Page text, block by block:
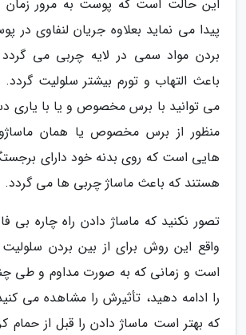
این حالت است که پوست به مرور
پیدا می نماید بعلاوه جریان لنفاوی در
بردن مواد سمی در لایه چربی می
باعث التهاب و تورم بیشتر سلولیت گردد.
می توانید با برس مخصوص و یا با یاری
منظور از برس مخصوص یا همان
هایی است که روی بدنه خود دارای
هستند که باعث ماساژ چربی ها می گردد.
تصور نکنید که ماساژ دادن راه چاره بی
واقع این روش برای از بین بردن
است و زمانی که به صورت مداوم و طی
را ادامه دهید، تأثیرش را مشاهده می
که بهتر است ماساژ دادن را قبل از حمام